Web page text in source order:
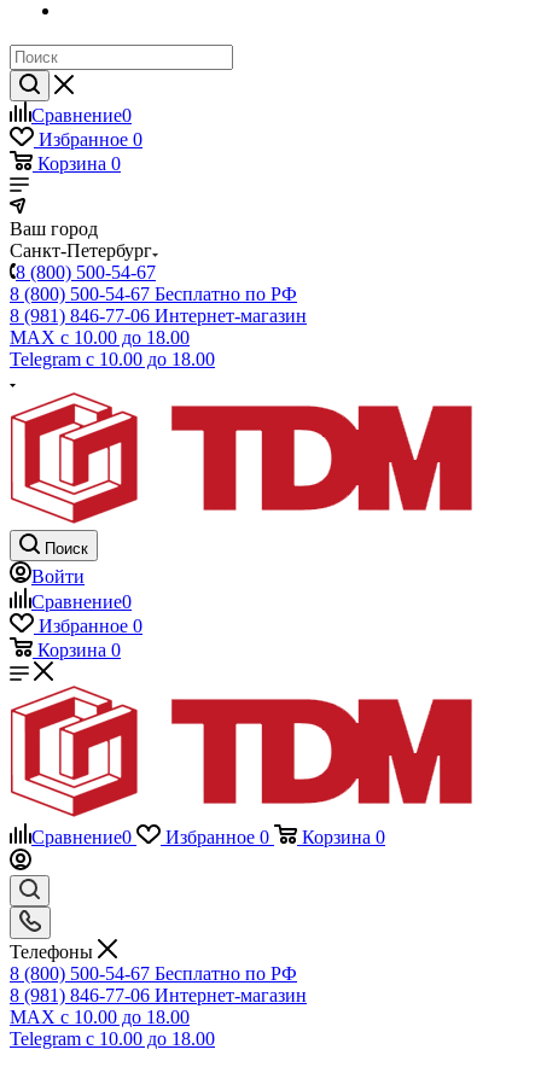
Сравнение0
Избранное 0
Корзина 0
Ваш город
Санкт-Петербург
8 (800) 500-54-67
8 (800) 500-54-67 Бесплатно по РФ
8 (981) 846-77-06 Интернет-магазин
MAX с 10.00 до 18.00
Telegram с 10.00 до 18.00
Поиск
Войти
Сравнение0
Избранное 0
Корзина 0
Сравнение0 Избранное 0 Корзина 0
Телефоны
8 (800) 500-54-67 Бесплатно по РФ
8 (981) 846-77-06 Интернет-магазин
MAX с 10.00 до 18.00
Telegram с 10.00 до 18.00